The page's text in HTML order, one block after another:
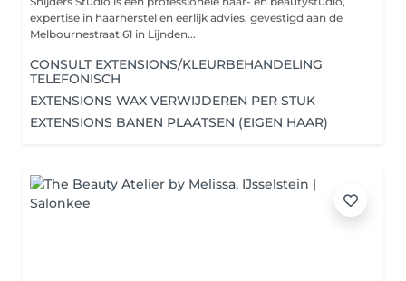
expertise in haarherstel en eerlijk advies, gevestigd aan de
Melbournestraat 61 in Lijnden...
CONSULT EXTENSIONS/KLEURBEHANDELING
TELEFONISCH
EXTENSIONS WAX VERWIJDEREN PER STUK
EXTENSIONS BANEN PLAATSEN (EIGEN HAAR)